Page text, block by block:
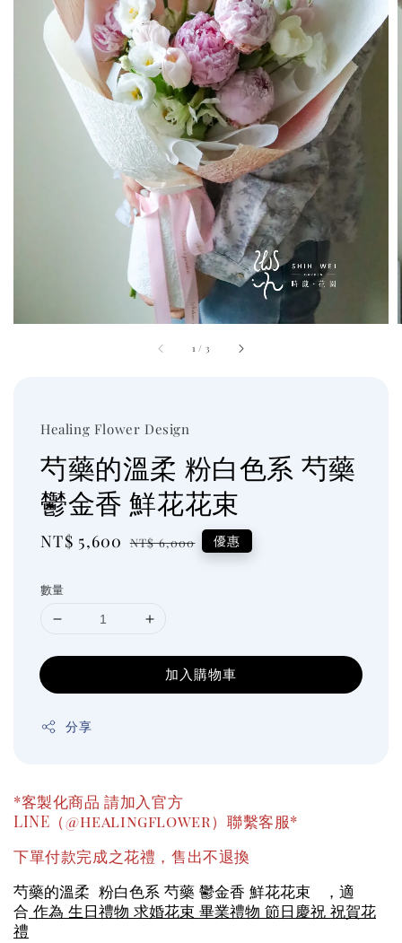
1 / 3
Healing Flower Design
芍藥的溫柔 粉白色系 芍藥
鬱金香 鮮花花束
Sale
NT$ 5,600 Regular
NT$ 6,000 優惠
數量
加入購物車
分享
*客製化商品 請加入官方
LINE（@healingflower）聯繫客服*
下單付款完成之花禮，售出不退換
芍藥的溫柔 粉白色系 芍藥 鬱金香 鮮花花束 ，適
合 作為 生日禮物 求婚花束 畢業禮物 節日慶祝 祝賀花
禮